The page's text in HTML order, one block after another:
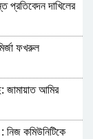
প্রতিবেদন দাখিলের
ফখরুল
জামায়াত আমির
নিজ কমিউনিটিকে